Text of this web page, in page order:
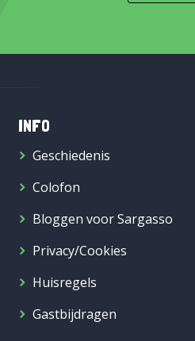
INFO
Geschiedenis
Colofon
Bloggen voor Sargasso
Privacy/Cookies
Huisregels
Gastbijdragen